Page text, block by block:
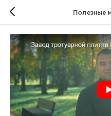
Полезные